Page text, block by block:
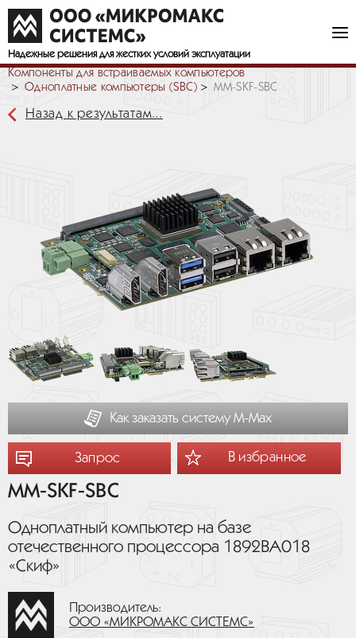
Надежные решения для жестких условий эксплуатации
Компоненты для встраиваемых компьютеров
Одноплатные компьютеры (SBC)
MM-SKF-SBC
Назад к результатам...
Как заказать систему М-Мах
Запрос В избранное
MM-SKF-SBC
Одноплатный компьютер на базе
отечественного процессора 1892ВА018
«Скиф»
Производитель:
ООО «МИКРОМАКС СИСТЕМС»